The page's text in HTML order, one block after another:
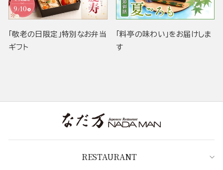
「敬老の日限定」特別なお弁当
ギフト
「料亭の味わい」をお届けしま
す
RESTAURANT